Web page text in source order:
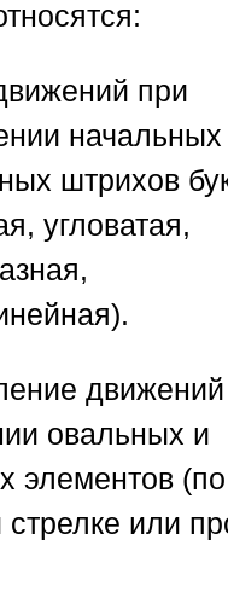
при
начальных
штрихов
угловатая,
овальных и
элементов (по
стрелке или